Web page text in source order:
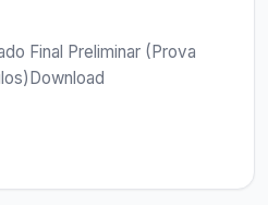
Final Preliminar (Prova